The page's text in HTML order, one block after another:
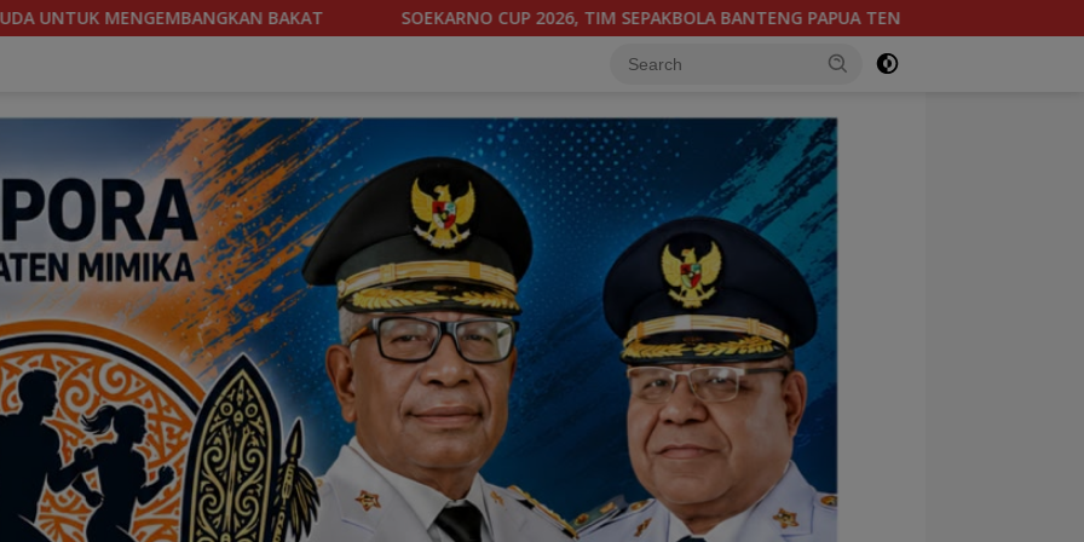
SOEKARNO CUP 2026, TIM SEPAKBOLA BANTENG PAPUA TENGAH BERGABUNG DI GROUP B, BERSAMA SULAWESI SELATAN,